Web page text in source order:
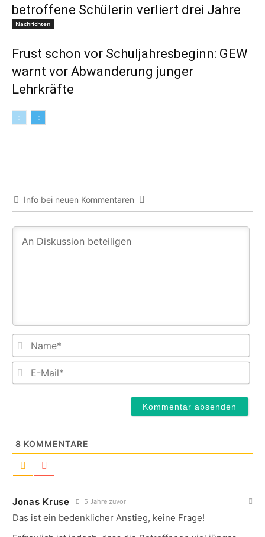
betroffene Schülerin verliert drei Jahre
Nachrichten
Frust schon vor Schuljahresbeginn: GEW
warnt vor Abwanderung junger
Lehrkräfte
Info bei neuen Kommentaren
E-
8 KOMMENTARE
Jonas Kruse 5 Jahre zuvor
Das ist ein bedenklicher Anstieg, keine Frage!